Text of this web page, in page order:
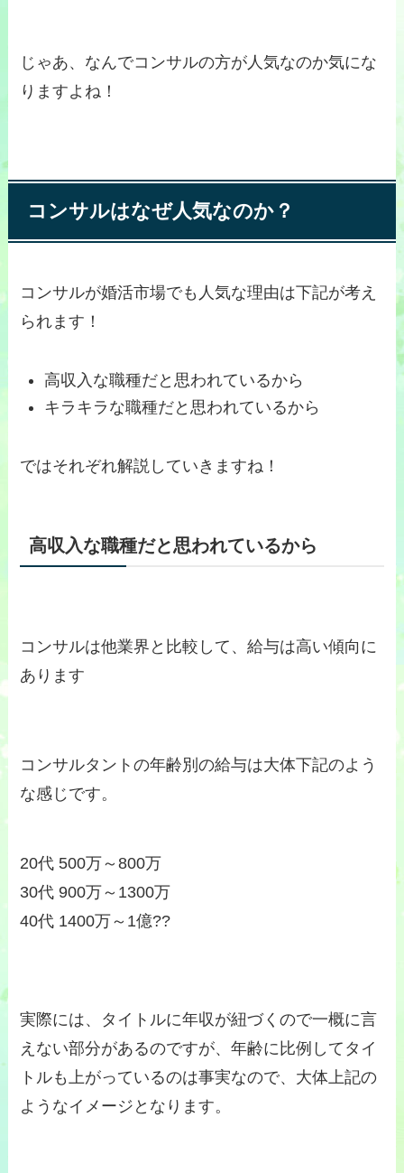
じゃあ、なんでコンサルの方が人気なのか気にな
りますよね！
コンサルはなぜ人気なのか ？
コンサルが婚活市場でも人気な理由は下記が考え
られます！
高収入な職種だと思われているから
キラキラな職種だと思われているから
ではそれぞれ解説していきますね！
高収入な職種だと思われているから
コンサルは他業界と比較して、給与は高い傾向に
あります
コンサルタントの年齢別の給与は大体下記のよう
な感じです。
20代 500万～800万
30代 900万～1300万
40代 1400万～1億??
実際には、タイトルに年収が紐づくので一概に言
えない部分があるのですが、年齢に比例してタイ
トルも上がっているのは事実なので、大体上記の
ようなイメージとなります。